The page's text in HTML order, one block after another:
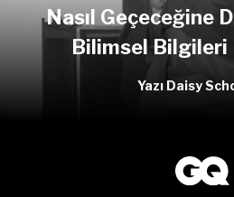
Nasıl Geçeceğine
Bilimsel Bilgileri
Yazı Daisy